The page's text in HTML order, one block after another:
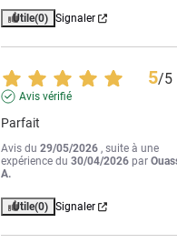
Utile(0) Signaler
5/5
Avis vérifié
Parfait
Avis du29/05/2026 , suite à une
expérience du30/04/2026 par
A.
Utile(0) Signaler